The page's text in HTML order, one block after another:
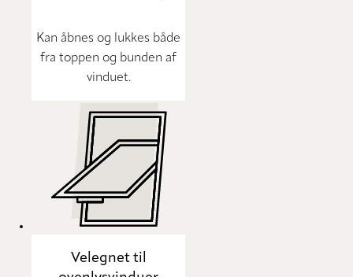
Kan åbnes og lukkes både
fra toppen og bunden af
vinduet.
Velegnet til